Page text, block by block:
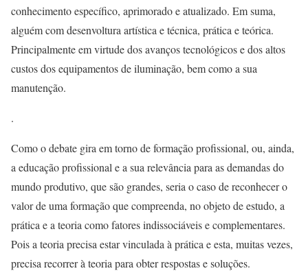
conhecimento específico, aprimorado e atualizado. Em suma,
alguém com desenvoltura artística e técnica, prática e teórica.
Principalmente em virtude dos avanços tecnológicos e dos altos
custos dos equipamentos de iluminação, bem como a sua
manutenção.
.
Como o debate gira em torno de formação profissional, ou, ainda,
a educação profissional e a sua relevância para as demandas do
mundo produtivo, que são grandes, seria o caso de reconhecer o
valor de uma formação que compreenda, no objeto de estudo, a
prática e a teoria como fatores indissociáveis e complementares.
Pois a teoria precisa estar vinculada à prática e esta, muitas vezes,
precisa recorrer à teoria para obter respostas e soluções.